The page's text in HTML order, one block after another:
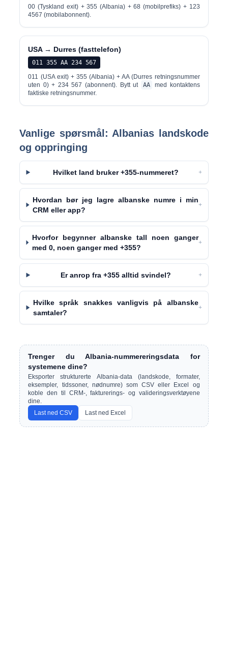
00 (Tyskland exit) + 355 (Albania) + 68 (mobilprefiks) + 123
4567 (mobilabonnent).
USA → Durres (fasttelefon)
011 355 AA 234 567
011 (USA exit) + 355 (Albania) + AA (Durres retningsnummer
uten 0) + 234 567 (abonnent). Bytt ut
AA
med kontaktens
faktiske retningsnummer.
Vanlige spørsmål: Albanias landskode
og oppringing
Hvilket land bruker +355-nummeret? +
Hvordan bør jeg lagre albanske numre i min
CRM eller app?
+
Hvorfor begynner albanske tall noen ganger
med 0, noen ganger med +355?
+
Er anrop fra +355 alltid svindel? +
Hvilke språk snakkes vanligvis på albanske
samtaler?
+
Trenger du Albania-nummereringsdata for
systemene dine?
Eksporter strukturerte Albania-data (landskode, formater,
eksempler, tidssoner, nødnumre) som CSV eller Excel og
koble den til CRM-, fakturerings- og valideringsverktøyene
dine.
Last ned CSV
Last ned Excel